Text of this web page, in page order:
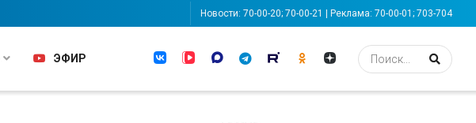
Новости: 70-00-20; 70-00-21 | Реклама: 70-00-01; 703-704
ЭФИР